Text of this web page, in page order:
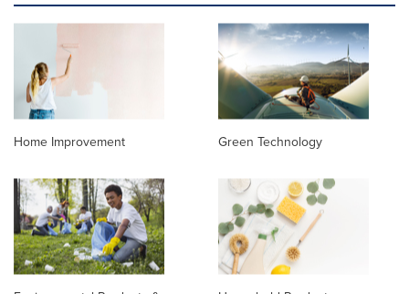
Home Improvement Green Technology